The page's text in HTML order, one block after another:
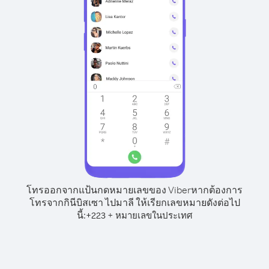
โทรออกจากแป้นกดหมายเลขของ Viberหากต้องการ
โทรจากกินีบิสเซา ไปมาลี ให้เรียกเลขหมายดังต่อไป
นี้:+223+ หมายเลขในประเทศ